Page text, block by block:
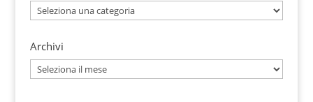
Categorie
Archivi
Archivi